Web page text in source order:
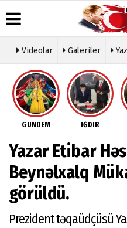
Üye Paneli
Haber
Arşivi
Gazete
Arşivi
Günün
Haberleri
Hava
Durumu
Gazete
Anketler
Videolar Galeriler
GÜNDEM IĞDIR
Yazar Etibar
Beynəlxalq
görüldü.
Prezident təqaüdçüsü